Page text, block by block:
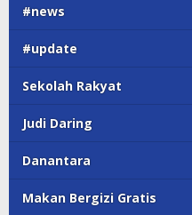
#news
#update
Sekolah Rakyat
Judi Daring
Danantara
Makan Bergizi Gratis